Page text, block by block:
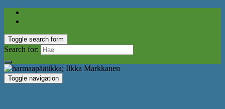
Toggle search form
Search for:
Toggle navigation